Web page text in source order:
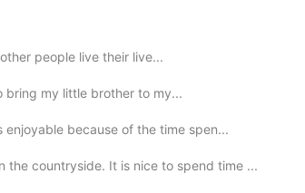
people live their live...
my little brother to my...
because of the time spen...
countryside. It is nice to spend time ...